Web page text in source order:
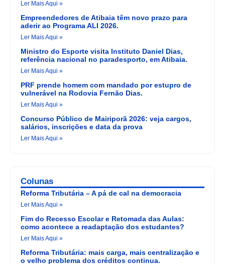
Ler Mais Aqui »
Empreendedores de Atibaia têm novo prazo para
aderir ao Programa ALI 2026.
Ler Mais Aqui »
Ministro do Esporte visita Instituto Daniel Dias,
referência nacional no paradesporto, em Atibaia.
Ler Mais Aqui »
PRF prende homem com mandado por estupro de
vulnerável na Rodovia Fernão Dias.
Ler Mais Aqui »
Concurso Público de Mairiporã 2026: veja cargos,
salários, inscrições e data da prova
Ler Mais Aqui »
Colunas
Reforma Tributária – A pá de cal na democracia
Ler Mais Aqui »
Fim do Recesso Escolar e Retomada das Aulas:
como acontece a readaptação dos estudantes?
Ler Mais Aqui »
Reforma Tributária: mais carga, mais centralização e
o velho problema dos créditos continua.